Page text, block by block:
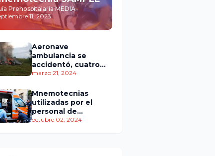
Prehospitalaria MEDIA
11, 2023
Aeronave
ambulancia se
accidentó, cuatro
personas murieron
marzo 21, 2024
Mnemotecnias
utilizadas por el
personal de
atención
octubre 02, 2024